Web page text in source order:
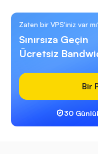
Zaten bir VPS'iniz var
Sınırsıza Geçin
Ücretsiz
Bir
30